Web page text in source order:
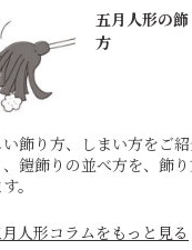
五月人形の
方
飾り方、しまい方をご
鎧飾りの並べ方を、飾
。
人形コラムをもっと見る